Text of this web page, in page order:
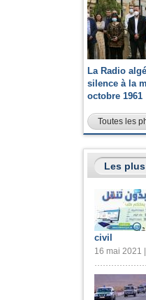
La Radio
silence à la
octobre 1961
Toutes les
Les
civil
16 mai 2021 |